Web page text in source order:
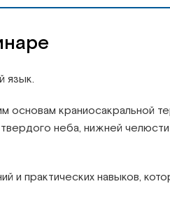
язык.
основам краниосакральной
неба, нижней
и практических навыков,